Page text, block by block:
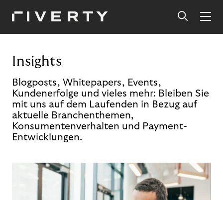
Insights
Blogposts, Whitepapers, Events,
Kundenerfolge und vieles mehr: Bleiben Sie
mit uns auf dem Laufenden in Bezug auf
aktuelle Branchenthemen,
Konsumentenverhalten und Payment-
Entwicklungen.